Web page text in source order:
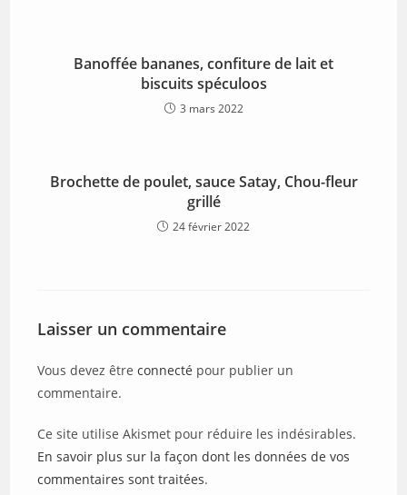
Banoffée bananes, confiture de lait et
biscuits spéculoos
3 mars 2022
Brochette de poulet, sauce Satay, Chou-fleur
grillé
24 février 2022
Laisser un commentaire
Vous devez êtreconnecté pour publier un
commentaire.
Ce site utilise Akismet pour réduire les indésirables.
En savoir plus sur la façon dont les données de vos
commentaires sont traitées.